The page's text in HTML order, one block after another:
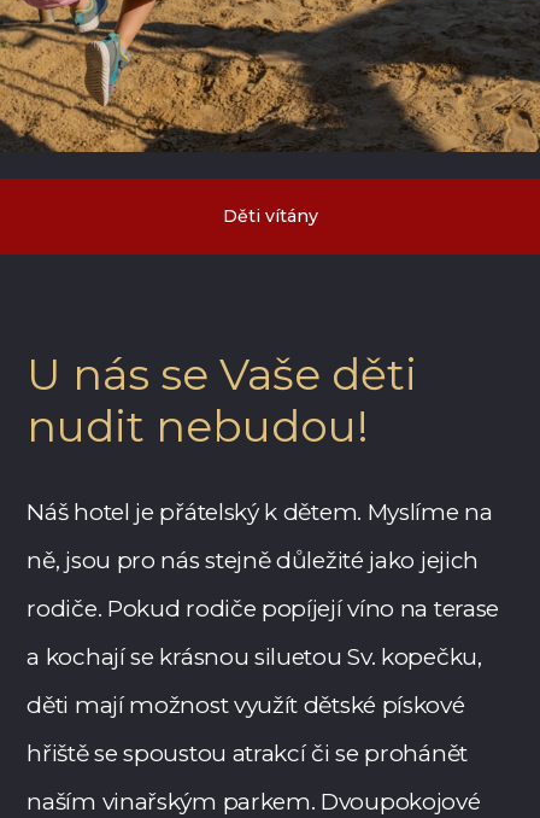
Děti vítány
U nás se Vaše děti
nudit nebudou!
Náš hotel je přátelský k dětem. Myslíme na
ně, jsou pro nás stejně důležité jako jejich
rodiče. Pokud rodiče popíjejí víno na terase
a kochají se krásnou siluetou Sv. kopečku,
děti mají možnost využít dětské pískové
hřiště se spoustou atrakcí či se prohánět
naším vinařským parkem. Dvoupokojové